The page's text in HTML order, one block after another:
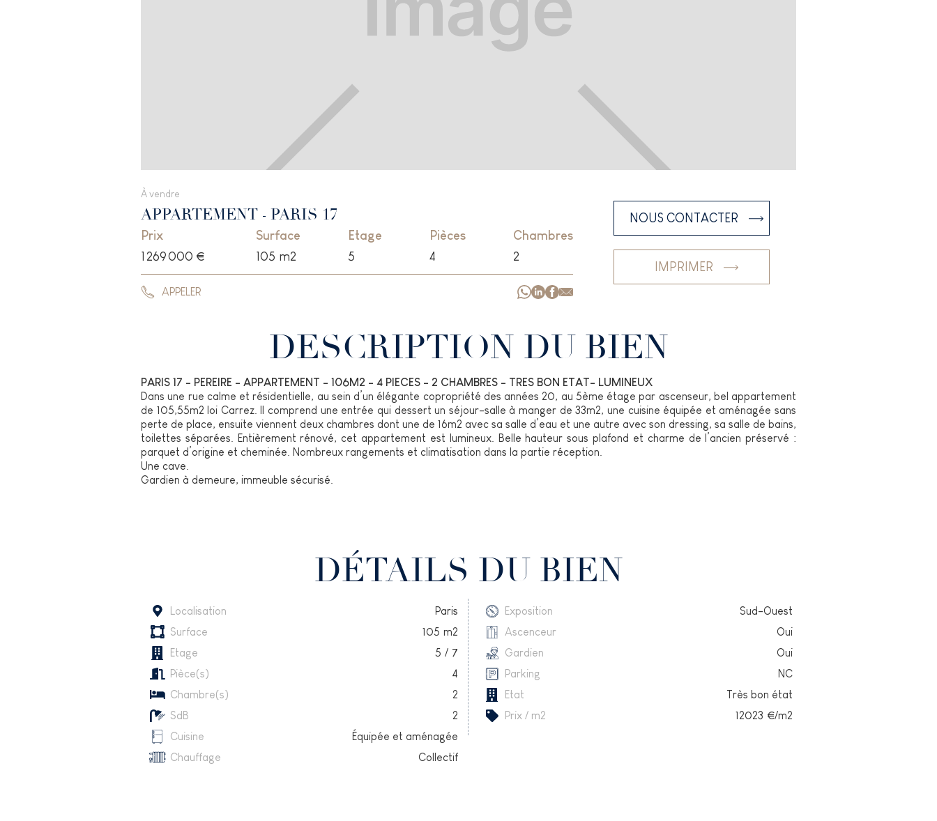
À vendre
APPARTEMENT - PARIS 17
Prix
1 269 000 €
Surface
105 m2
Etage
5
Pièces
4
Chambres
2
APPELER
NOUS CONTACTER
IMPRIMER
DESCRIPTION DU BIEN
PARIS 17 - PEREIRE - APPARTEMENT - 106M2 - 4 PIECES - 2 CHAMBRES - TRES BON ETAT- LUMINEUX
Dans une rue calme et résidentielle, au sein d’un élégante copropriété des années 20, au 5ème étage par ascenseur, bel appartement
de 105,55m2 loi Carrez. Il comprend une entrée qui dessert un séjour-salle à manger de 33m2, une cuisine équipée et aménagée sans
perte de place, ensuite viennent deux chambres dont une de 16m2 avec sa salle d’eau et une autre avec son dressing, sa salle de bains,
toilettes séparées. Entièrement rénové, cet appartement est lumineux. Belle hauteur sous plafond et charme de l’ancien préservé :
parquet d’origine et cheminée. Nombreux rangements et climatisation dans la partie réception.
Une cave.
Gardien à demeure, immeuble sécurisé.
DÉTAILS DU BIEN
Localisation
Paris
Surface
105 m2
Etage
5 / 7
Pièce(s)
4
Chambre(s)
2
SdB
2
Cuisine
Équipée et aménagée
Chauffage
Collectif
Exposition
Sud-Ouest
Ascenceur
Oui
Gardien
Oui
Parking
NC
Etat
Très bon état
Prix / m2
12023 €/m2